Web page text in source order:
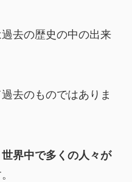
去の歴史の中の出来
去のものではありま
界中で多くの人々が